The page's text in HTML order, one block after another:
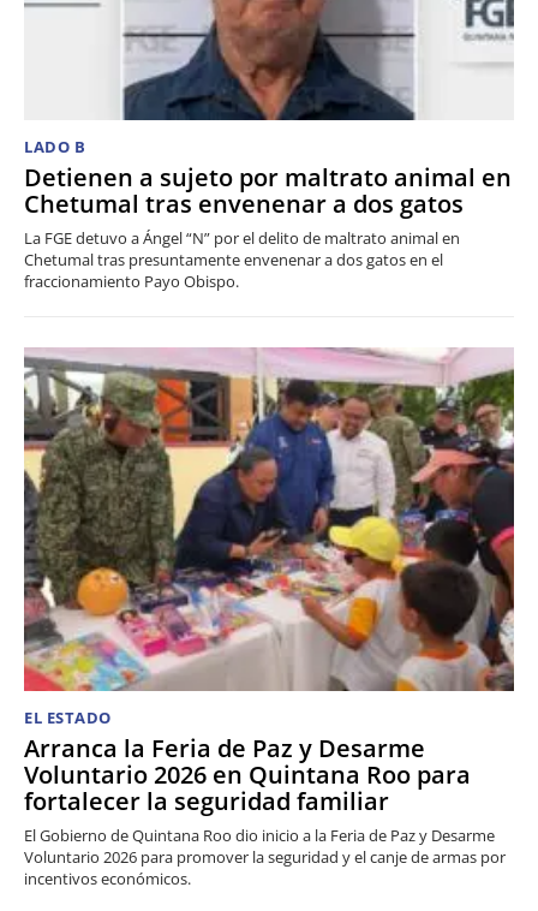
LADO B
Detienen a sujeto por maltrato animal en
Chetumal tras envenenar a dos gatos
La FGE detuvo a Ángel “N” por el delito de maltrato animal en
Chetumal tras presuntamente envenenar a dos gatos en el
fraccionamiento Payo Obispo.
EL ESTADO
Arranca la Feria de Paz y Desarme
Voluntario 2026 en Quintana Roo para
fortalecer la seguridad familiar
El Gobierno de Quintana Roo dio inicio a la Feria de Paz y Desarme
Voluntario 2026 para promover la seguridad y el canje de armas por
incentivos económicos.